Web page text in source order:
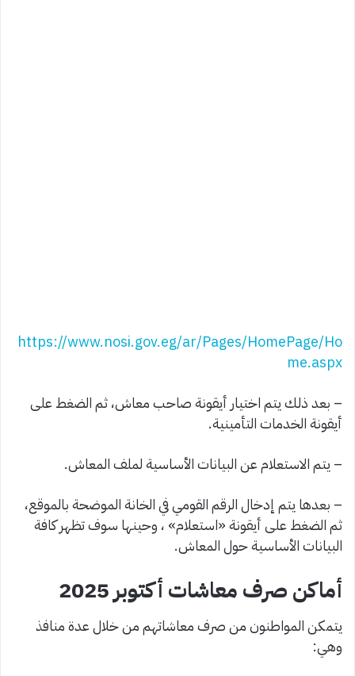
https://www.nosi.gov.eg/ar/Pages/HomePage/Ho
me.aspx
– بعد ذلك يتم اختيار أيقونة صاحب معاش، ثم الضغط على
أيقونة الخدمات التأمينية.
– يتم الاستعلام عن البيانات الأساسية لملف المعاش.
– بعدها يتم إدخال الرقم القومي في الخانة الموضحة بالموقع،
ثم الضغط على أيقونة «استعلام» ، وحينها سوف تظهر كافة
البيانات الأساسية حول المعاش.
أماكن صرف معاشات أكتوبر 2025
يتمكن المواطنون من صرف معاشاتهم من خلال عدة منافذ
وهي: